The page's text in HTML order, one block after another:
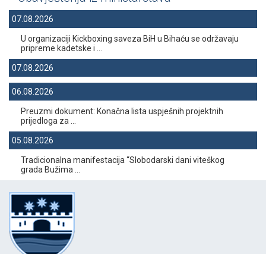
07.08.2026
U organizaciji Kickboxing saveza BiH u Bihaću se održavaju
pripreme kadetske i ...
07.08.2026
06.08.2026
Preuzmi dokument: Konačna lista uspješnih projektnih
prijedloga za ...
05.08.2026
Tradicionalna manifestacija “Slobodarski dani viteškog
grada Bužima ...